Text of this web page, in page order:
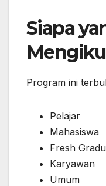
Siapa
Program ini
Pelajar
Mahasiswa
Fresh
Karyawan
Umum